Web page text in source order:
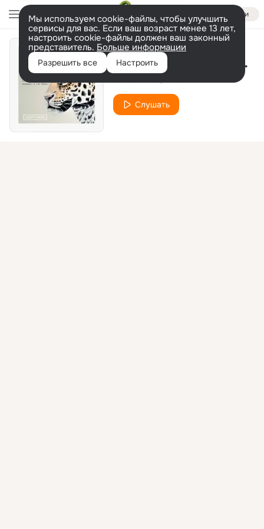
Войти
Мы используем cookie-файлы, чтобы улучшить
сервисы для вас. Если ваш возраст менее 13 лет,
настроить cookie-файлы должен ваш законный
представитель. Больше информации
Разрешить все Настроить My Way (Elliaz, Pushkarev Remix)
Слушать